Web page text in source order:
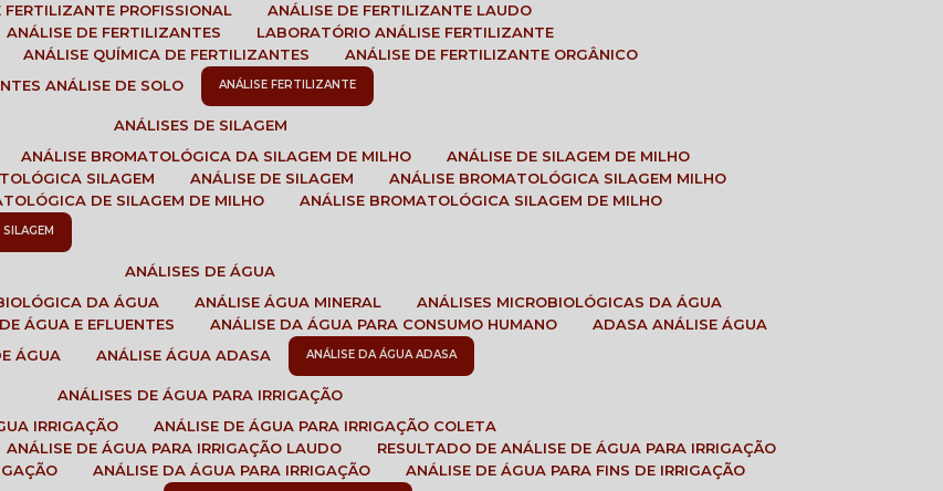
FERTILIZANTE PROFISSIONAL
ANÁLISE DE FERTILIZANTE LAUDO
ANÁLISE DE FERTILIZANTES
LABORATÓRIO ANÁLISE FERTILIZANTE
ANÁLISE QUÍMICA DE FERTILIZANTES
ANÁLISE DE FERTILIZANTE ORGÂNICO
ANÁLISE DE SOLO ANÁLISE FERTILIZANTE
ANÁLISES DE SILAGEM
ANÁLISE BROMATOLÓGICA DA SILAGEM DE MILHO
ANÁLISE DE SILAGEM DE MILHO
SILAGEM ANÁLISE DE SILAGEM
ANÁLISE BROMATOLÓGICA SILAGEM MILHO
DE SILAGEM DE MILHO
ANÁLISE BROMATOLÓGICA SILAGEM DE MILHO
SILAGEM
ANÁLISES DE ÁGUA
BIOLÓGICA DA ÁGUA ANÁLISE ÁGUA MINERAL
ANÁLISES MICROBIOLÓGICAS DA ÁGUA
DE ÁGUA E EFLUENTES ANÁLISE DA ÁGUA PARA CONSUMO HUMANO
ADASA ANÁLISE ÁGUA
ÁGUA ANÁLISE ÁGUA ADASA ANÁLISE DA ÁGUA ADASA
ANÁLISES DE ÁGUA PARA IRRIGAÇÃO
IRRIGAÇÃO
ANÁLISE DE ÁGUA PARA IRRIGAÇÃO COLETA
ANÁLISE DE ÁGUA PARA IRRIGAÇÃO LAUDO
RESULTADO DE ANÁLISE DE ÁGUA PARA IRRIGAÇÃO
ANÁLISE DA ÁGUA PARA IRRIGAÇÃO
ANÁLISE DE ÁGUA PARA FINS DE IRRIGAÇÃO